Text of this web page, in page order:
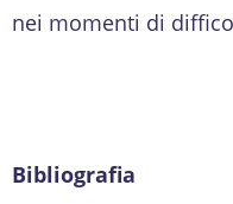
nei momenti di
Bibliografia